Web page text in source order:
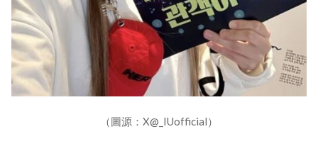
（圖源：X@_IUofficial）